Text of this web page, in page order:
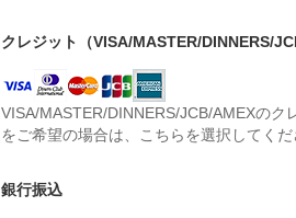
クレジット（VISA/MASTER/DINNERS/
VISA/MASTER/DINNERS/JCB/AMEXのク
をご希望の場合は、こちらを選択してくだ
銀行振込